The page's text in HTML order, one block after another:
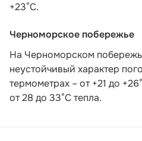
+23°С.
Черноморское побережье
На Черноморском
неустойчивый характер
термометрах – от +21 до
от 28 до 33°С тепла.